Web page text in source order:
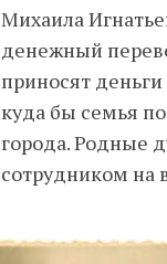
Михаила
денежный
приносят
куда бы семья
города. Родные
сотрудником на